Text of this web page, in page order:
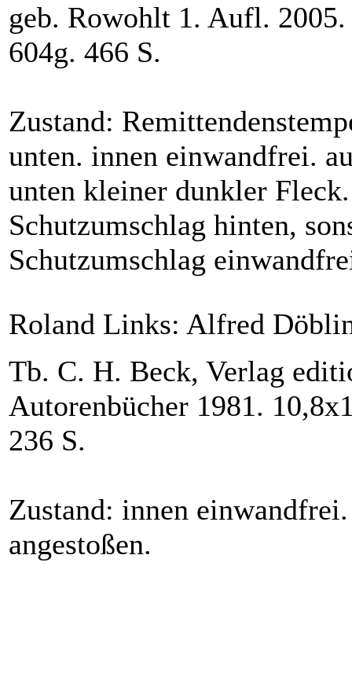
geb. Rowohlt 1. Aufl.
604g. 466 S.
Zustand:
unten. innen einwandfrei.
unten kleiner dunkler
Schutzumschlag hinten,
Schutzumschlag
Roland Links: Alfred
Tb. C. H. Beck, Verlag
Autorenbücher 1981.
236 S.
Zustand: innen
angestoßen.